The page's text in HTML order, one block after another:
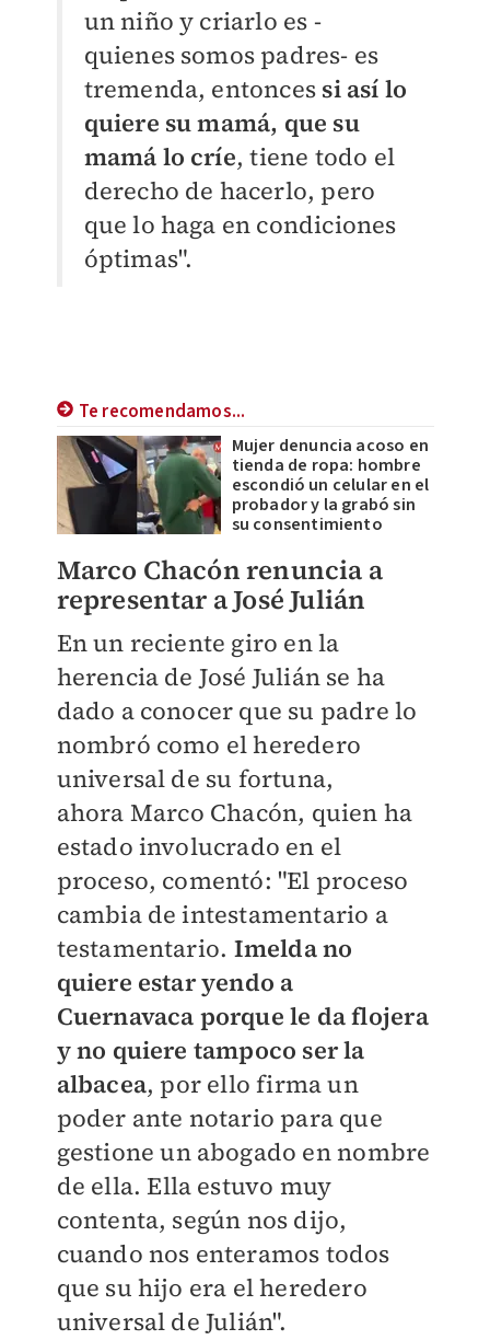
un niño y criarlo es -
quienes somos padres- es
tremenda, entonces si así lo
quiere su mamá, que su
mamá lo críe, tiene todo el
derecho de hacerlo, pero
que lo haga en condiciones
óptimas".
Te recomendamos...
Mujer denuncia acoso en
tienda de ropa: hombre
escondió un celular en el
probador y la grabó sin
su consentimiento
Marco Chacón renuncia a
representar a José Julián
En un reciente giro en la
herencia de José Julián se ha
dado a conocer que su padre lo
nombró como el heredero
universal de su fortuna,
ahora Marco Chacón, quien ha
estado involucrado en el
proceso, comentó: "El proceso
cambia de intestamentario a
testamentario. Imelda no
quiere estar yendo a
Cuernavaca porque le da flojera
y no quiere tampoco ser la
albacea, por ello firma un
poder ante notario para que
gestione un abogado en nombre
de ella. Ella estuvo muy
contenta, según nos dijo,
cuando nos enteramos todos
que su hijo era el heredero
universal de Julián".